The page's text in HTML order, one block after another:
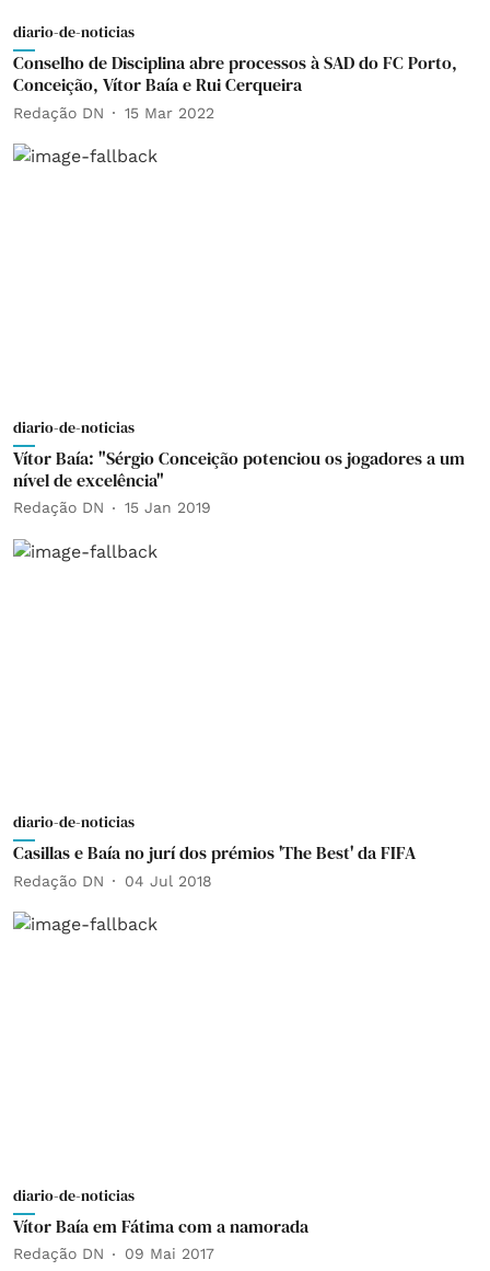
diario-de-noticias
Conselho de Disciplina abre processos à SAD do FC Porto,
Conceição, Vítor Baía e Rui Cerqueira
Redação DN 15 Mar 2022
diario-de-noticias
Vítor Baía: "Sérgio Conceição potenciou os jogadores a um
nível de excelência"
Redação DN 15 Jan 2019
diario-de-noticias
Casillas e Baía no jurí dos prémios 'The Best' da FIFA
Redação DN 04 Jul 2018
diario-de-noticias
Vítor Baía em Fátima com a namorada
Redação DN 09 Mai 2017